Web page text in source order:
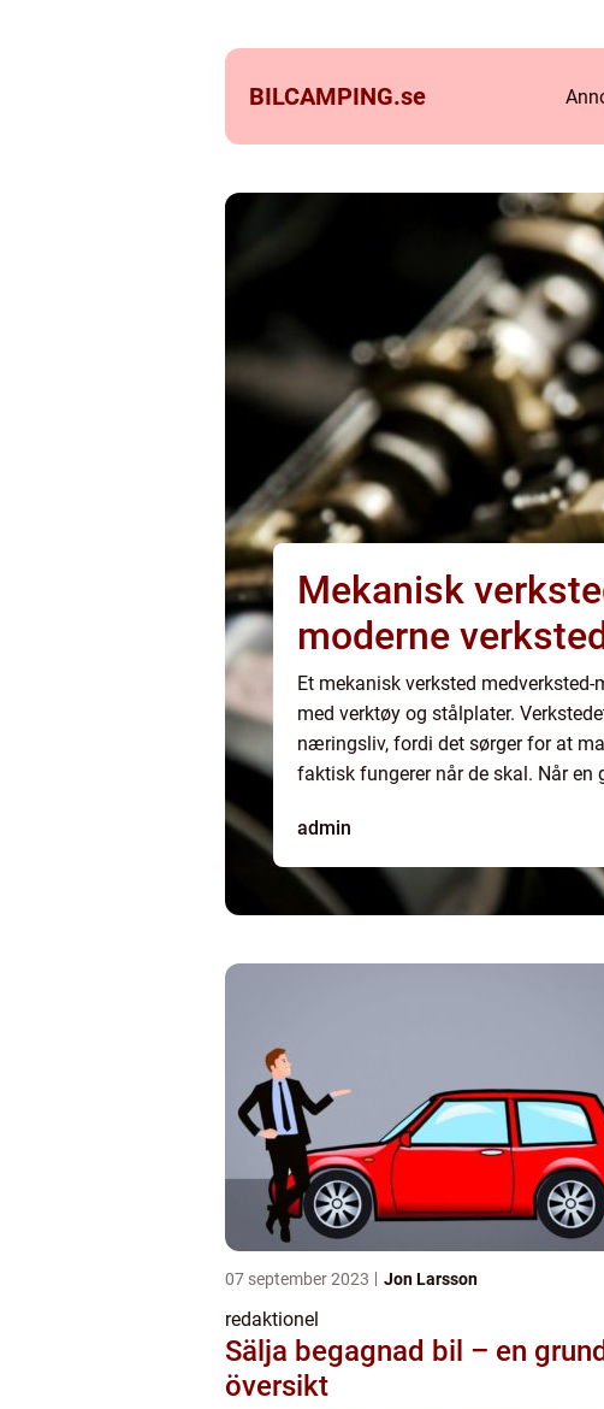
BILCAMPING.se
Mekanisk
moderne
Et mekanisk verksted
med verktøy og stålplater.
næringsliv, fordi det sørger for at
faktisk fungerer når de skal. Når
admin
07 september 2023 Jon Larsson
redaktionel
Sälja begagnad bil – en
översikt